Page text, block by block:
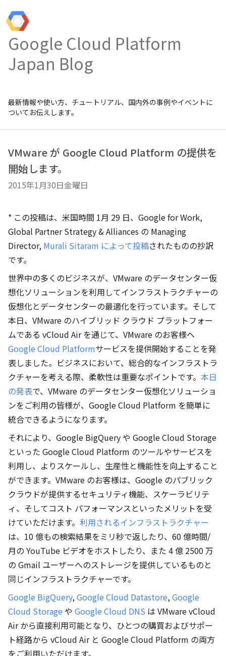
Google Cloud Platform
Japan Blog
最新情報や使い方、チュートリアル、国内外の事例やイベントに
ついてお伝えします。
VMware が Google Cloud Platform の提供を
開始します。
2015年1月30日金曜日
* この投稿は、米国時間 1月 29 日、Google for Work,
Global Partner Strategy & Alliances の Managing
Director, Murali Sitaram によって投稿されたものの抄訳
です。
世界中の多くのビジネスが、VMware のデータセンター仮
想化ソリューションを利用してインフラストラクチャーの
仮想化とデータセンターの最適化を行っています。そして
本日、VMware のハイブリッド クラウド プラットフォー
ムである vCloud Air を通じて、VMware のお客様へ
Google Cloud Platformサービスを提供開始することを発
表しました。ビジネスにおいて、総合的なインフラストラ
クチャーを考える際、柔軟性は重要なポイントです。 本日
の発表で、VMware のデータセンター仮想化ソリューショ
ンをご利用の皆様が、Google Cloud Platform を簡単に
統合できるようになります。
それにより、Google BigQuery や Google Cloud Storage
といった Google Cloud Platform のツールやサービスを
利用し、よりスケールし、生産性と機能性を向上すること
ができます。VMware のお客様は、Google のパブリック
クラウドが提供するセキュリティ機能、スケーラビリテ
ィ、そしてコスト パフォーマンスといったメリットを受
けていただけます。 利用されるインフラストラクチャー
は、10 億もの検索結果をミリ秒で返したり、60 億時間/
月の YouTube ビデオをホストしたり、また 4 億 2500 万
の Gmail ユーザーへのストレージを提供しているものと
同じインフラストラクチャーです。
Google BigQuery,Google Cloud Datastore,Google
Cloud Storageや Google Cloud DNS は VMware vCloud
Air から直接利用可能となり、ひとつの購買およびサポー
ト経路から vCloud Air と Google Cloud Platform の両方
をご利用いただけます。